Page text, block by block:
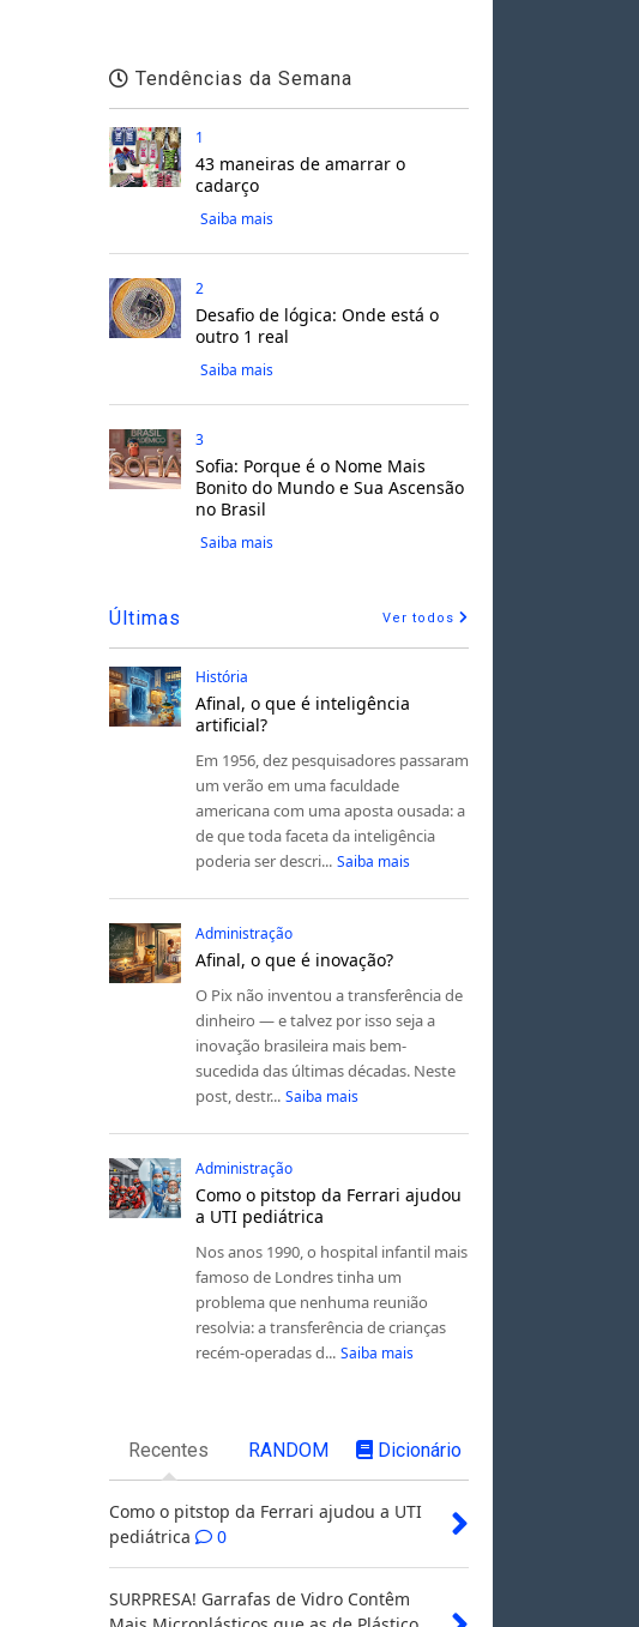
Tendências da Semana
1
43 maneiras de amarrar o
cadarço
Saiba mais
2
Desafio de lógica: Onde está o
outro 1 real
Saiba mais
3
Sofia: Porque é o Nome Mais
Bonito do Mundo e Sua Ascensão
no Brasil
Saiba mais
Últimas Ver todos
História
Afinal, o que é inteligência
artificial?
Em 1956, dez pesquisadores passaram
um verão em uma faculdade
americana com uma aposta ousada: a
de que toda faceta da inteligência
poderia ser descri... Saiba mais
Administração
Afinal, o que é inovação?
O Pix não inventou a transferência de
dinheiro — e talvez por isso seja a
inovação brasileira mais bem-
sucedida das últimas décadas. Neste
post, destr... Saiba mais
Administração
Como o pitstop da Ferrari ajudou
a UTI pediátrica
Nos anos 1990, o hospital infantil mais
famoso de Londres tinha um
problema que nenhuma reunião
resolvia: a transferência de crianças
recém-operadas d... Saiba mais
Recentes RANDOM Dicionário
Como o pitstop da Ferrari ajudou a UTI
pediátrica
0
SURPRESA! Garrafas de Vidro Contêm